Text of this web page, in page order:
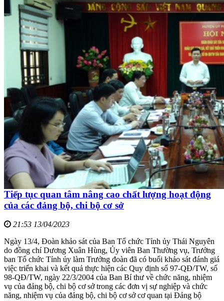
Tiếp tục quan tâm nâng cao chất lượng hoạt động
của các đảng bộ, chi bộ cơ sở
21:53 13/04/2023
Ngày 13/4, Đoàn khảo sát của Ban Tổ chức Tỉnh ủy Thái Nguyên
do đồng chí Dương Xuân Hùng, Ủy viên Ban Thường vụ, Trưởng
ban Tổ chức Tỉnh ủy làm Trưởng đoàn đã có buổi khảo sát đánh giá
việc triển khai và kết quả thực hiện các Quy định số 97-QĐ/TW, số
98-QĐ/TW, ngày 22/3/2004 của Ban Bí thư về chức năng, nhiệm
vụ của đảng bộ, chi bộ cơ sở trong các đơn vị sự nghiệp và chức
năng, nhiệm vụ của đảng bộ, chi bộ cơ sở cơ quan tại Đảng bộ